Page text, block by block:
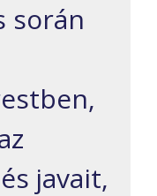
során
javait,